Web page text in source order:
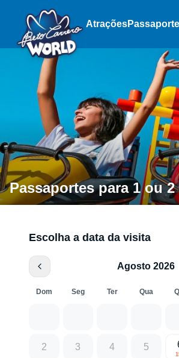
Atrações
Passaportes para 1 ou
Escolha a data da visita
Agosto 2026
Dom Seg Ter Qua
2 3 4 5